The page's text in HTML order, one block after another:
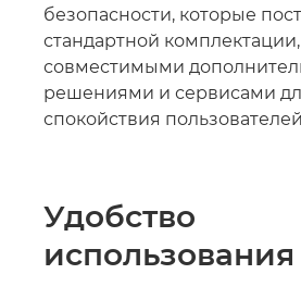
безопасности, которые
стандартной
совместимыми
решениями и сервисами
спокойствия
Удобство
использования